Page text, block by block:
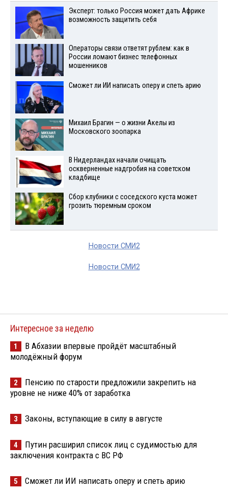
Эксперт: только Россия может дать Африке
возможность защитить себя
Операторы связи ответят рублем: как в
России ломают бизнес телефонных
мошенников
Сможет ли ИИ написать оперу и спеть арию
Михаил Брагин — о жизни Акелы из
Московского зоопарка
В Нидерландах начали очищать
оскверненные надгробия на советском
кладбище
Сбор клубники с соседского куста может
грозить тюремным сроком
Новости СМИ2
Новости СМИ2
Интересное за неделю
1
В Абхазии впервые пройдёт масштабный
молодёжный форум
2
Пенсию по старости предложили закрепить на
уровне не ниже 40% от заработка
3 Законы, вступающие в силу в августе
4
Путин расширил список лиц с судимостью для
заключения контракта с ВС РФ
5 Сможет ли ИИ написать оперу и спеть арию